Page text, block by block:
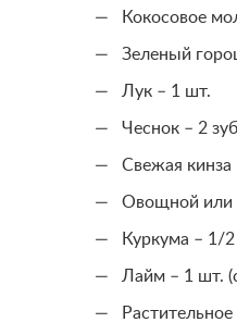
Кокосовое
Зеленый
Лук – 1 шт.
Чеснок – 2
Свежая
Овощной или
Куркума – 1/
Лайм – 1 шт.